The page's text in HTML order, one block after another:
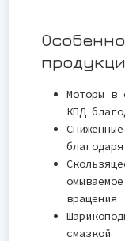
Моторы в
КПД
вращения
смазкой